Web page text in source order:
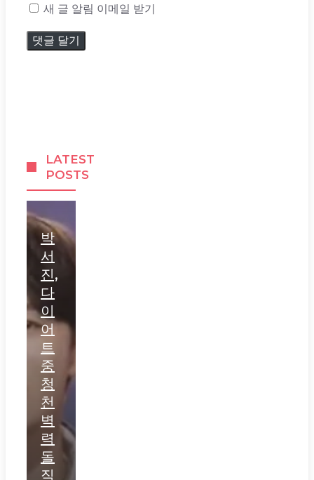
새 글 알림 이메일 받기
LATEST
POSTS
박
서
진,
다
이
어
트
중
청
천
벽
력
돌
직